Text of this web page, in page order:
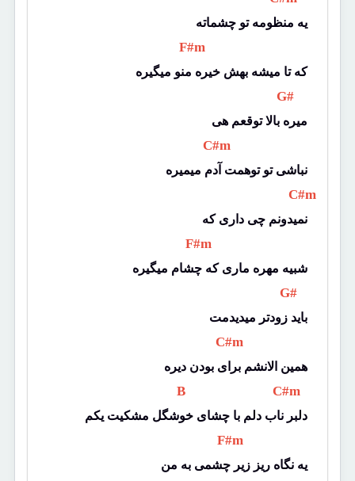
یه منظومه تو چشماته
F#m
که تا میشه بهش خیره منو میگیره
G#
میره بالا توقعم هی
C#m
نباشی تو توهمت آدم میمیره
C#m
نمیدونم چی داری که
F#m
شبیه مهره ماری که چشام میگیره
G#
باید زودتر میدیدمت
C#m
همین الانشم برای بودن دیره
B C#m
دلبر ناب دلم با چشای خوشگل مشکیت یکم
F#m
یه نگاه ریز زیر چشمی به من